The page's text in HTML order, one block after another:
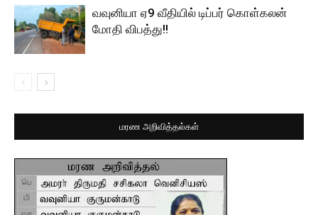
வவுனியா ஏ9 வீதியில் டிப்பர் கொள்கலன்
மோதி விபத்து!!
மரண அறிவித்தல்கள்